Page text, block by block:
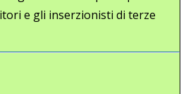
e gli inserzionisti di terze